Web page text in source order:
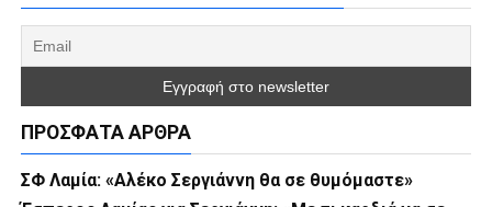
ΠΡΌΣΦΑΤΑ ΆΡΘΡΑ
ΣΦ Λαμία: «Αλέκο Σεργιάννη θα σε θυμόμαστε»